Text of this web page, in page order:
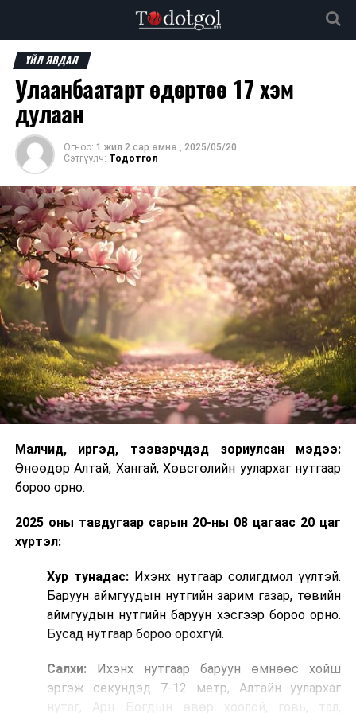
ҮЙЛ ЯВДАЛ
Улаанбаатарт өдөртөө 17 хэм
дулаан
Огноо: 1 жил 2 сар.өмнө , 2025/05/20
Сэтгүүлч: Тодотгол
Малчид, иргэд, тээвэрчдэд зориулсан мэдээ:
Өнөөдөр Алтай, Хангай, Хөвсгөлийн уулархаг нутгаар
бороо орно.
2025 оны тавдугаар сарын 20-ны 08 цагаас 20 цаг
хүртэл:
Хур тунадас:Ихэнх нутгаар солигдмол үүлтэй.
Баруун аймгуудын нутгийн зарим газар, төвийн
аймгуудын нутгийн баруун хэсгээр бороо орно.
Бусад нутгаар бороо орохгүй.
Салхи:Ихэнх нутгаар баруун өмнөөс хойш
эргэж секундэд 7-12 метр, Алтайн уулархаг
нутаг, Арц Богдын өвөр хоолой, говь, тал,